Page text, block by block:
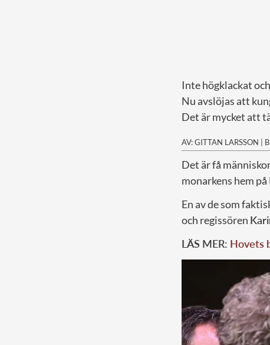
Inte högklackat
Nu avslöjas att
Det är mycket att
AV: GITTAN LARSSON |
Det är få
monarkens hem
En av de som
och regissören
LÄS MER: Hovets